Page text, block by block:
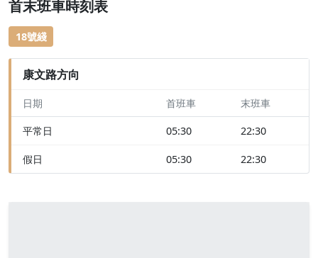
首末班車時刻表
18號綫
康文路方向
日期 首班車 末班車
平常日 05:30 22:30
假日 05:30 22:30